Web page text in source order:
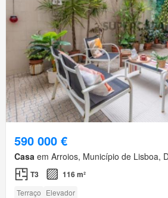
590 000 €
Casa em Arroios, Município de Lisboa,
T3 116 m²
Terraço Elevador